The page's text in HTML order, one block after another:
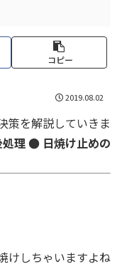
コピー
2019.08.02
策を解説していきま
理● 日焼け止めの
けしちゃいますよね